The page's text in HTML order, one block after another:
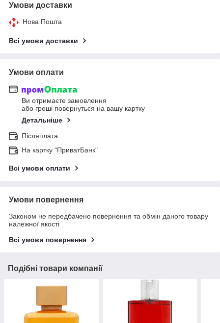
Умови доставки
Нова Пошта
Всі умови доставки
Умови оплати
Ви отримаєте замовлення
або гроші повернуться на вашу картку
Детальніше
Післяплата
На картку "ПриватБанк"
Всі умови оплати
Умови повернення
Законом не передбачено повернення та обмін даного товару
належної якості
Всі умови повернення
Подібні товари компанії